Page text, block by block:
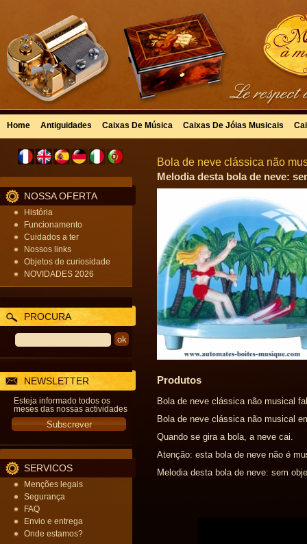
Home Antiguidades Caixas De Música Caixas De Jóias Musicais
NOSSA OFERTA
História
Funcionamento
Cuidados a ter
Nossos links
Objetos de curiosidade
NOVIDADES 2026
PROCURA
NEWSLETTER
Esteja informado todos os
meses das nossas actividades
SERVICOS
Menções legais
Segurança
FAQ
Envio e entrega
Onde estamos?
Bola de neve clássica não
Melodia desta bola de neve:
Produtos
Bola de neve clássica não musical
Bola de neve clássica não musical
Quando se gira a bola, a neve cai.
Atenção: esta bola de neve não é
Melodia desta bola de neve: sem